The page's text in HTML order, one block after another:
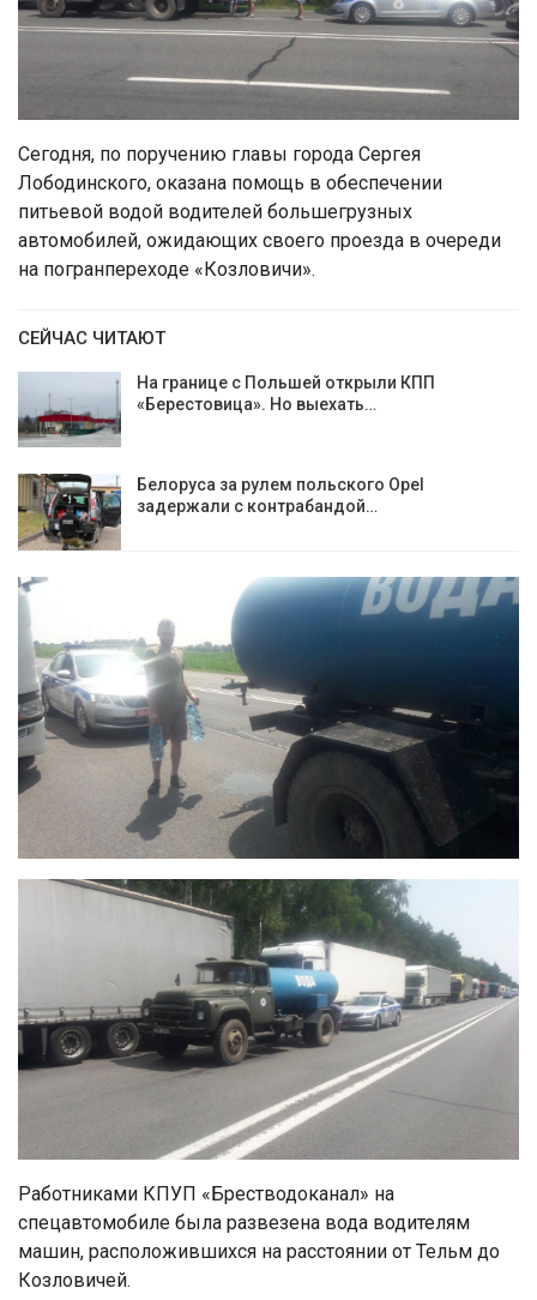
Сегодня, по поручению главы города Сергея
Лободинского, оказана помощь в обеспечении
питьевой водой водителей большегрузных
автомобилей, ожидающих своего проезда в очереди
на погранпереходе «Козловичи».
СЕЙЧАС ЧИТАЮТ
На границе с Польшей открыли КПП
«Берестовица». Но выехать…
Белоруса за рулем польского Opel
задержали с контрабандой…
Работниками КПУП «Брестводоканал» на
спецавтомобиле была развезена вода водителям
машин, расположившихся на расстоянии от Тельм до
Козловичей.